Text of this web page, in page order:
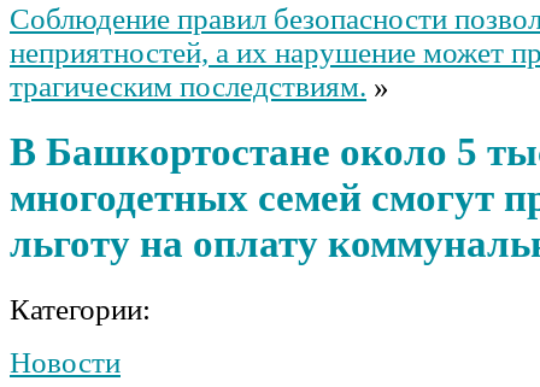
Соблюдение правил безопасности
неприятностей, а их нарушение может
трагическим последствиям. »
В Башкортостане около 5
многодетных семей смогут
льготу на оплату
Категории:
Новости